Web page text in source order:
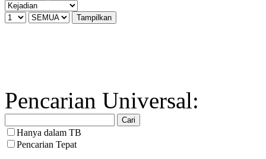
Pencarian Universal:
Hanya dalam TB
Pencarian Tepat